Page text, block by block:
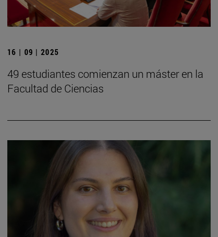
16 | 09 | 2025
49 estudiantes comienzan un máster en la
Facultad de Ciencias